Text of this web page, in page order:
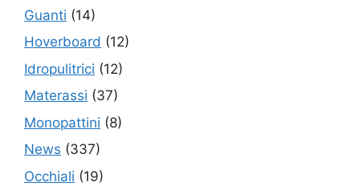
Guanti (14)
Hoverboard (12)
Idropulitrici (12)
Materassi (37)
Monopattini (8)
News (337)
Occhiali (19)